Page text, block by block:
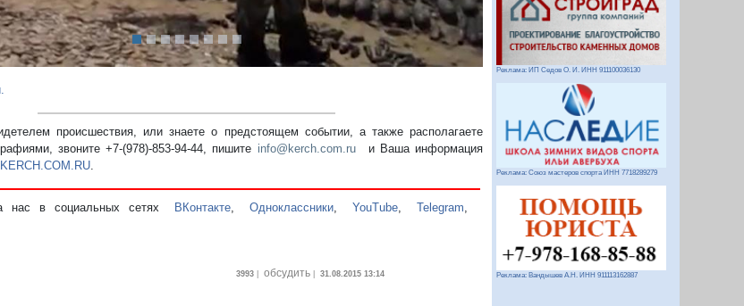
происшествия, или знаете о предстоящем событии, а также располагаете
звоните +7-(978)-853-94-44, пишите info@kerch.com.ru и Ваша информация
KERCH.COM.RU.
нас в социальных сетях ВКонтакте Одноклассники ,YouTube ,Telegram
3993| обсудить| 31.08.2015 13:14
Реклама: ИП Седов О. И. ИНН 911100036130
Реклама: Союз мастеров спорта ИНН 7718289279
Реклама: Вандышев А.Н. ИНН 911113162887